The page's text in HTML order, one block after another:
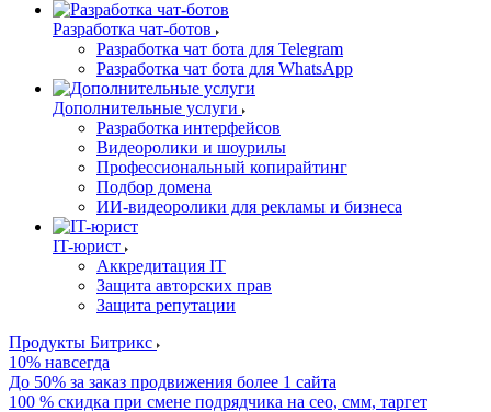
Разработка чат-ботов
Разработка чат бота для Telegram
Разработка чат бота для WhatsApp
Дополнительные услуги
Разработка интерфейсов
Видеоролики и шоурилы
Профессиональный копирайтинг
Подбор домена
ИИ-видеоролики для рекламы и бизнеса
IT-юрист
Аккредитация IT
Защита авторских прав
Защита репутации
Продукты Битрикс
10% навсегда
До 50% за заказ продвижения более 1 сайта
100 % скидка при смене подрядчика на сео, смм, таргет